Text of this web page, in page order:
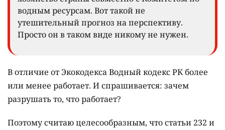
водным ресурсам. Вот такой не
утешительный прогноз на перспективу.
Просто он в таком виде никому не нужен.
В отличие от Экокодекса Водный кодекс РК более
или менее работает. И спрашивается: зачем
разрушать то, что работает?
Поэтому считаю целесообразным, что статьи 232 и